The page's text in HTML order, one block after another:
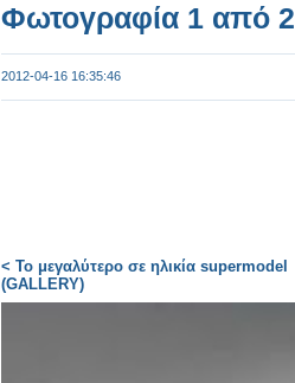
Φωτογραφία 1 από 2
2012-04-16 16:35:46
< Το μεγαλύτερο σε ηλικία supermodel
(GALLERY)